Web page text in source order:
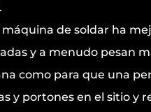
de soldar ha
y a menudo pesan
como para que una
y portones en el sitio